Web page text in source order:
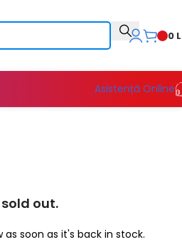
0
Asistență Online
out.
as soon as it's back in stock.